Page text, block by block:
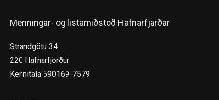
Menningar- og listamiðstöð Hafnarfjarðar
Strandgötu 34
220 Hafnarfjörður
Kennitala 590169-7579